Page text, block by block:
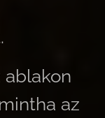
ablakon
az